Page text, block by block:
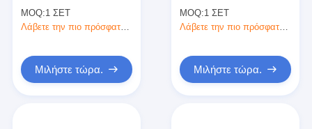
And Lamination
Machine
MOQ:1 ΣΕΤ
Λάβετε την πιο πρόσφατη τιμή
Μιλήστε τώρα.
εξώθησης πολλαπλών
λειτουργιών υψηλής
MOQ:1 ΣΕΤ
Μιλήστε τώρα.